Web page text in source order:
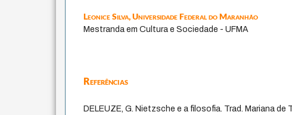
Leonice Silva,Universidade Federal do Maranhão
Mestranda em Cultura e Sociedade - UFMA
Referências
DELEUZE, G. Nietzsche e a filosofia. Trad. Mariana de